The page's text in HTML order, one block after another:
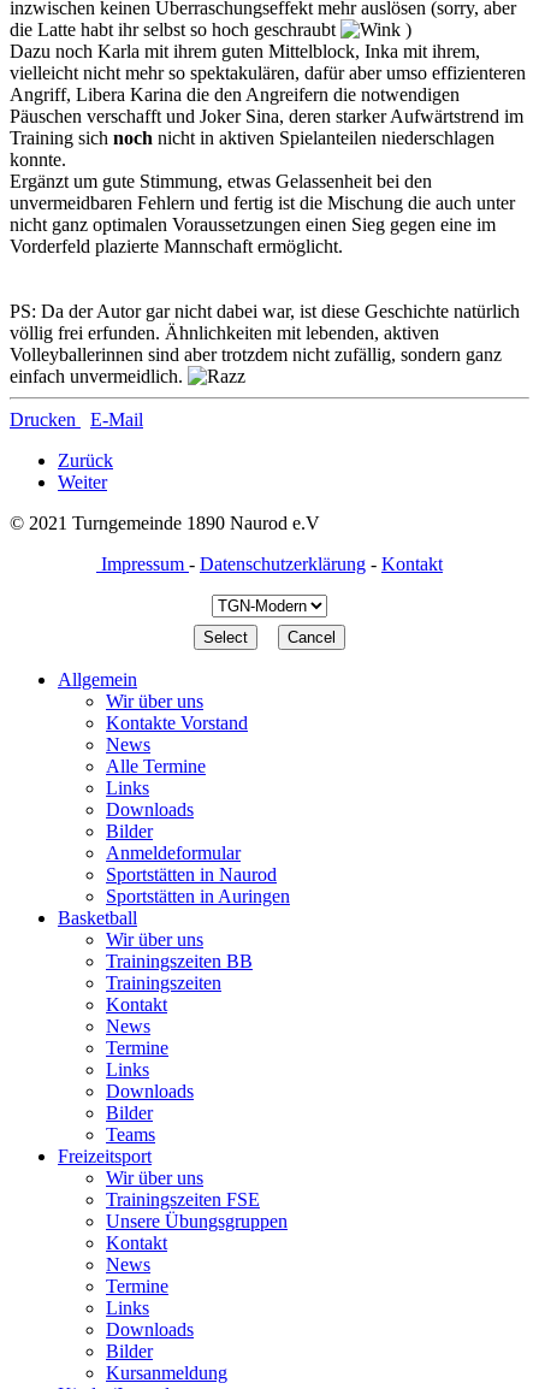
inzwischen keinen Überraschungseffekt mehr auslösen (sorry, aber
die Latte habt ihr selbst so hoch geschraubt
)
Dazu noch Karla mit ihrem guten Mittelblock, Inka mit ihrem,
vielleicht nicht mehr so spektakulären, dafür aber umso effizienteren
Angriff, Libera Karina die den Angreifern die notwendigen
Päuschen verschafft und Joker Sina, deren starker Aufwärtstrend im
Training sich noch nicht in aktiven Spielanteilen niederschlagen
konnte.
Ergänzt um gute Stimmung, etwas Gelassenheit bei den
unvermeidbaren Fehlern und fertig ist die Mischung die auch unter
nicht ganz optimalen Voraussetzungen einen Sieg gegen eine im
Vorderfeld plazierte Mannschaft ermöglicht.
PS: Da der Autor gar nicht dabei war, ist diese Geschichte natürlich
völlig frei erfunden. Ähnlichkeiten mit lebenden, aktiven
Volleyballerinnen sind aber trotzdem nicht zufällig, sondern ganz
einfach unvermeidlich.
Drucken
E-Mail
Zurück
Weiter
© 2021 Turngemeinde 1890 Naurod e.V
Impressum - Datenschutzerklärung - Kontakt
Allgemein
Wir über uns
Kontakte Vorstand
News
Alle Termine
Links
Downloads
Bilder
Anmeldeformular
Sportstätten in Naurod
Sportstätten in Auringen
Basketball
Wir über uns
Trainingszeiten BB
Trainingszeiten
Kontakt
News
Termine
Links
Downloads
Bilder
Teams
Freizeitsport
Wir über uns
Trainingszeiten FSE
Unsere Übungsgruppen
Kontakt
News
Termine
Links
Downloads
Bilder
Kursanmeldung